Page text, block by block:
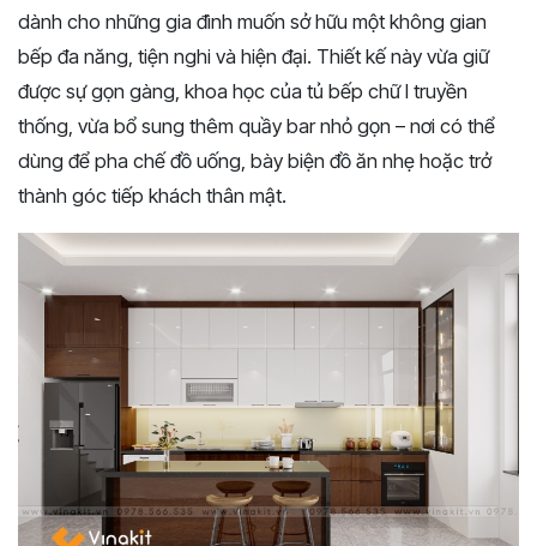
dành cho những gia đình muốn sở hữu một không gian
bếp đa năng, tiện nghi và hiện đại. Thiết kế này vừa giữ
được sự gọn gàng, khoa học của tủ bếp chữ I truyền
thống, vừa bổ sung thêm quầy bar nhỏ gọn – nơi có thể
dùng để pha chế đồ uống, bày biện đồ ăn nhẹ hoặc trở
thành góc tiếp khách thân mật.